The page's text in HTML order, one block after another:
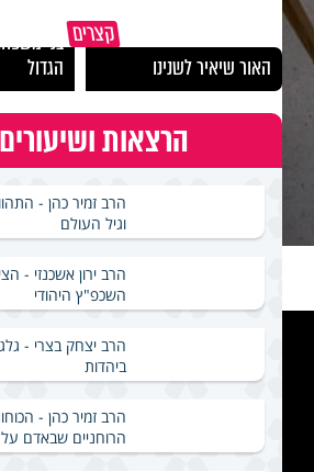
קצרים
האור שיאיר לשנינו
בני
הגדול
הרצאות ושיעורים
הרב זמיר כהן -
וגיל העולם
הרב ירון אשכנזי -
השכפ"ץ היהודי
הרב יצחק בצרי -
ביהדות
הרב זמיר כהן -
הרוחניים שבאדם